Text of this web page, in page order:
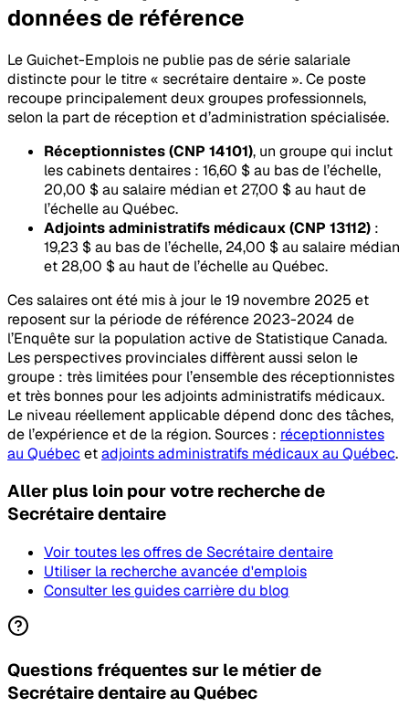
données de référence
Le Guichet-Emplois ne publie pas de série salariale
distincte pour le titre « secrétaire dentaire ». Ce poste
recoupe principalement deux groupes professionnels,
selon la part de réception et d’administration spécialisée.
Réceptionnistes (CNP 14101), un groupe qui inclut
les cabinets dentaires : 16,60 $ au bas de l’échelle,
20,00 $ au salaire médian et 27,00 $ au haut de
l’échelle au Québec.
Adjoints administratifs médicaux (CNP 13112) :
19,23 $ au bas de l’échelle, 24,00 $ au salaire médian
et 28,00 $ au haut de l’échelle au Québec.
Ces salaires ont été mis à jour le 19 novembre 2025 et
reposent sur la période de référence 2023-2024 de
l’Enquête sur la population active de Statistique Canada.
Les perspectives provinciales diffèrent aussi selon le
groupe : très limitées pour l’ensemble des réceptionnistes
et très bonnes pour les adjoints administratifs médicaux.
Le niveau réellement applicable dépend donc des tâches,
de l’expérience et de la région. Sources : réceptionnistes
au Québec etadjoints administratifs médicaux au Québec.
Aller plus loin pour votre recherchede
Secrétaire dentaire
Voir toutes les offresde Secrétaire dentaire
Utiliser la recherche avancée d'emplois
Consulter les guides carrière du blog
Questions fréquentes sur le métier de
Secrétaire dentaire au Québec